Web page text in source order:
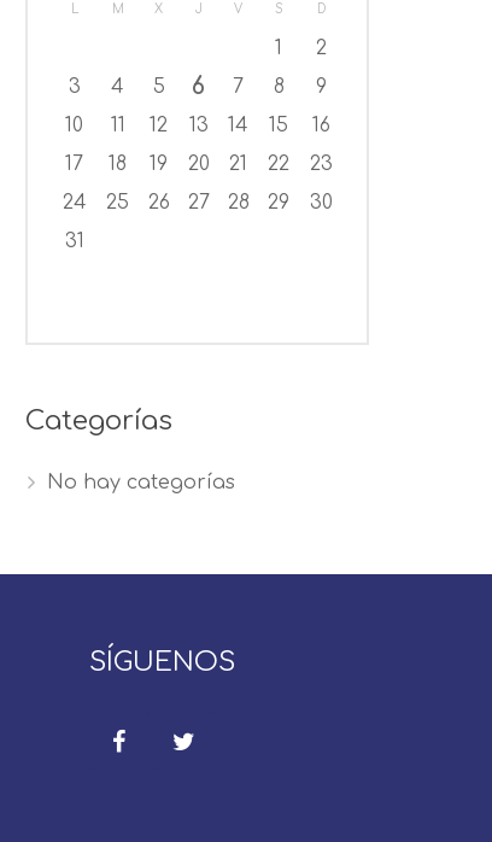
M X J V S D
1
2
3
4 5 6 7 8
9
10
11 12 13 14 15
16
17
18 19 20 21 22
23
24
25 26 27 28 29
30
31
Categorías
No hay categorías
SÍGUENOS